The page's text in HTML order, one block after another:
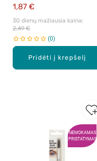
Pridėti į krepšelį
1,87 €
30 dienų mažiausia kaina:
2,49 €
0
NEMOKAMAS
PRISTATYMAS